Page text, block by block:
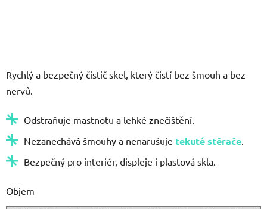
Rychlý a bezpečný čistič skel, který čistí bez šmouh a bez
nervů.
Odstraňuje mastnotu a lehké znečištění.
Nezanechává šmouhy a nenarušuje tekuté stěrače
Bezpečný pro interiér, displeje i plastová skla.
Objem